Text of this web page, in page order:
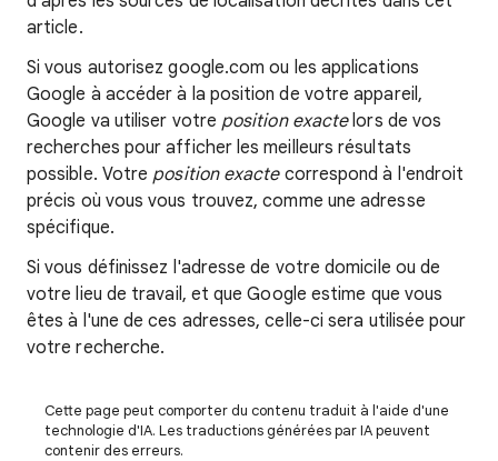
article.
Si vous autorisez google.com ou les applications
Google à accéder à la position de votre appareil,
Google va utiliser votre position exactelors de vos
recherches pour afficher les meilleurs résultats
possible. Votre position exactecorrespond à l'endroit
précis où vous vous trouvez, comme une adresse
spécifique.
Si vous définissez l'adresse de votre domicile ou de
votre lieu de travail, et que Google estime que vous
êtes à l'une de ces adresses, celle-ci sera utilisée pour
votre recherche.
Cette page peut comporter du contenu traduit à l'aide d'une
technologie d'IA. Les traductions générées par IA peuvent
contenir des erreurs.